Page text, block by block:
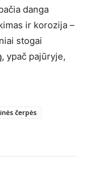
danga
ir korozija –
stogai
ypač pajūryje,
čerpės